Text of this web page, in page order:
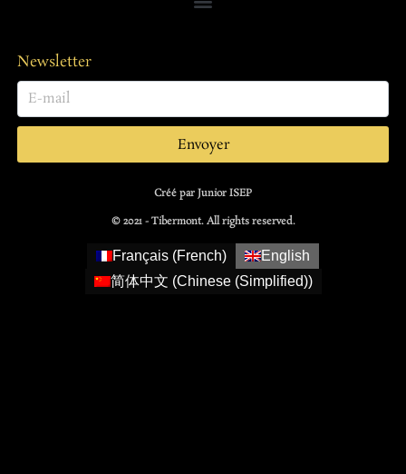
Newsletter
Envoyer
Créé par Junior ISEP
© 2021 - Tibermont. All rights reserved.
Français (French)
English
简体中文 (Chinese (Simplified))